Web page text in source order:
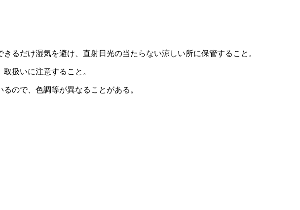
るだけ湿気を避け、直射日光の当たらない涼しい所に保管すること。
扱いに注意すること。
ので、色調等が異なることがある。